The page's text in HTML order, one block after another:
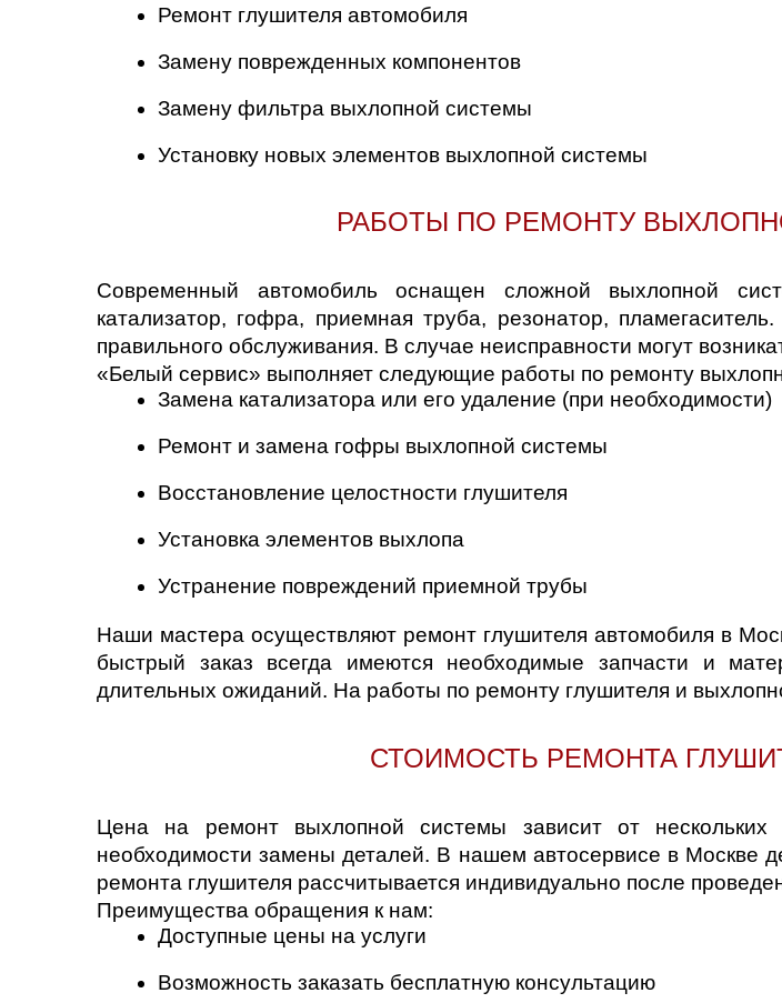
Солнцево
Сочи
Тюмень
Ульяновск
Чебоксары
Ремонт глушителя автомобиля
Замену поврежденных компонентов
Замену фильтра выхлопной системы
Установку новых элементов выхлопной системы
РАБОТЫ ПО РЕМОНТУ
Современный автомобиль оснащен сложной выхлопной
катализатор, гофра, приемная труба, резонатор,
правильного обслуживания. В случае неисправности могут
«Белый сервис» выполняет следующие работы по ремонту
Замена катализатора или его удаление (при необходимости)
Ремонт и замена гофры выхлопной системы
Восстановление целостности глушителя
Установка элементов выхлопа
Устранение повреждений приемной трубы
Наши мастера осуществляют ремонт глушителя автомобиля в
быстрый заказ всегда имеются необходимые запчасти и
длительных ожиданий. На работы по ремонту глушителя и
СТОИМОСТЬ РЕМОНТА
Цена на ремонт выхлопной системы зависит от
необходимости замены деталей. В нашем автосервисе в Москве
ремонта глушителя рассчитывается индивидуально после
Преимущества обращения к нам:
Доступные цены на услуги
Возможность заказать бесплатную консультацию